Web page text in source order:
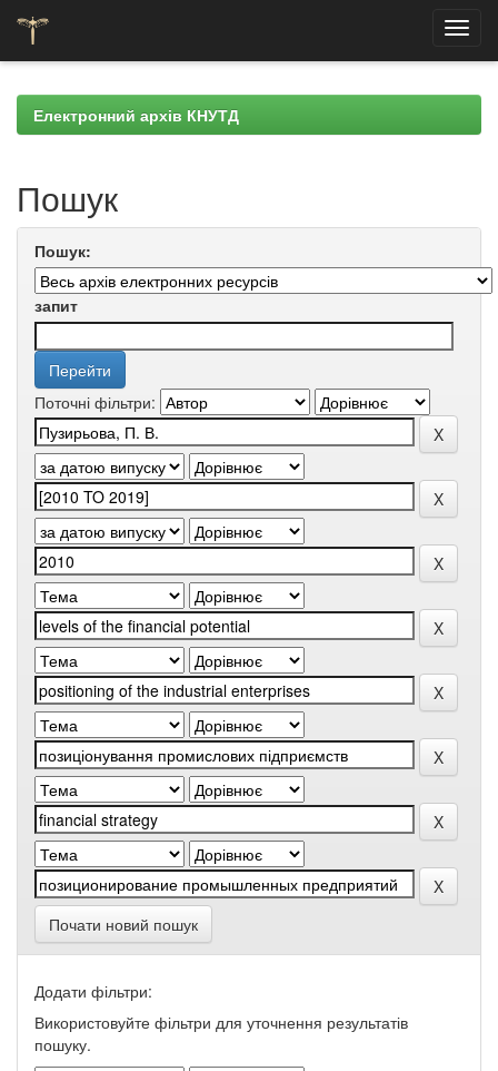
navigationЕлектронний архів КНУТД
Пошук
Пошук:
запит
Поточні фільтри:
Почати новий пошук
Додати фільтри:
Використовуйте фільтри для уточнення результатів
пошуку.